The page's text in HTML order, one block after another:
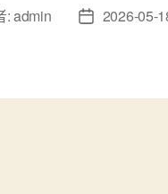
:admin
文
日
2026-05-